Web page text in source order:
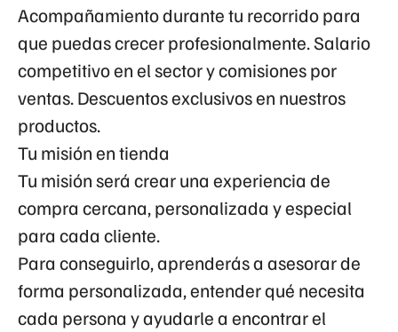
Acompañamiento durante tu recorrido para
que puedas crecer profesionalmente. Salario
competitivo en el sector y comisiones por
ventas. Descuentos exclusivos en nuestros
productos.
Tu misión en tienda
Tu misión será crear una experiencia de
compra cercana, personalizada y especial
para cada cliente.
Para conseguirlo, aprenderás a asesorar de
forma personalizada, entender qué necesita
cada persona y ayudarle a encontrar el